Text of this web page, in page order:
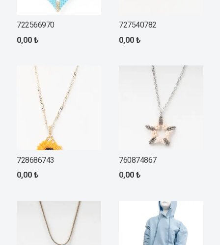
722566970
0,00 ₺
727540782
0,00 ₺
728686743
0,00 ₺
760874867
0,00 ₺